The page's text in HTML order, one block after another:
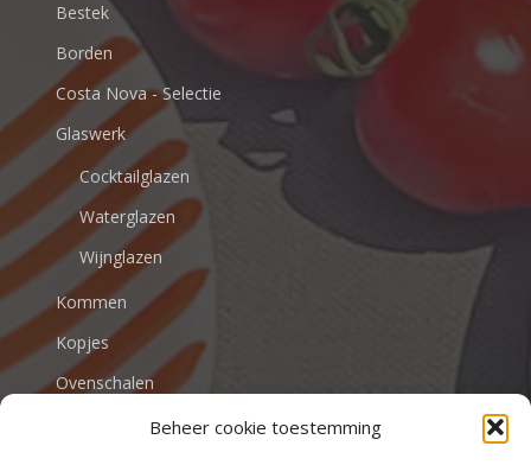
Beheer cookie toestemming
Bestek
Borden
Costa Nova - Selectie
Glaswerk
Cocktailglazen
Waterglazen
Wijnglazen
Kommen
Kopjes
Ovenschalen